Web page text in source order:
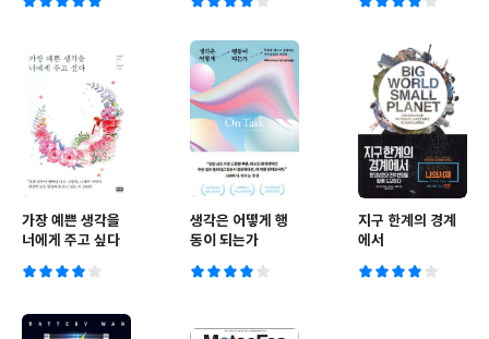
가장 예쁜 생각을
너에게 주고 싶다
생각은 어떻게 행
동이 되는가
지구 한계의 경계
에서